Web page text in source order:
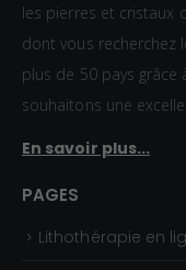
les pierres et cristaux
dont vous recherchez
plus de 50 pays
souhaitons une
En savoir plus...
PAGES
Lithothérapie en